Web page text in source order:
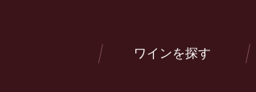
ワインを探す